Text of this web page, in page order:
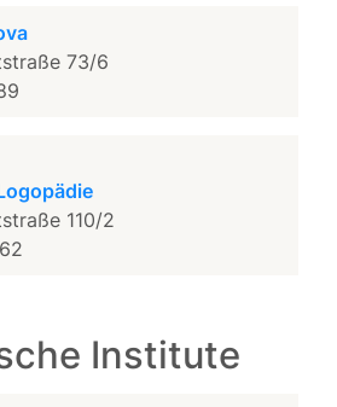
73/6
110/2
Institute